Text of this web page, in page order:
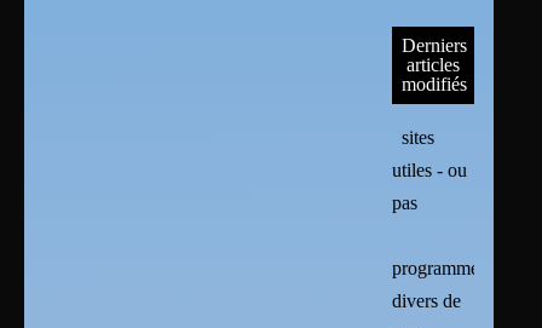
Derniers
articles
modifiés
sites
utiles - ou
pas
programmes
divers de